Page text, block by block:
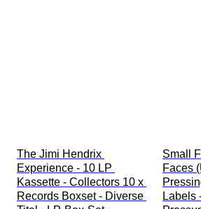
The Jimi Hendrix
Experience - 10 LP
Kassette - Collectors 10 x
Records Boxset - Diverse
Small
Faces
Labels